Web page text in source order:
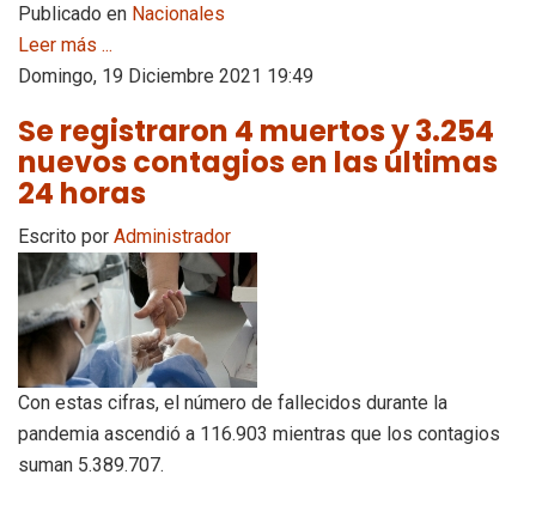
Publicado en Nacionales
Leer más ...
Domingo, 19 Diciembre 2021 19:49
Se registraron 4 muertos y 3.254
nuevos contagios en las últimas
24 horas
Escrito por Administrador
Con estas cifras, el número de fallecidos durante la
pandemia ascendió a 116.903 mientras que los contagios
suman 5.389.707.